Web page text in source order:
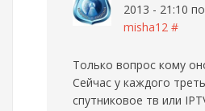
2013 - 21:10
misha12 #
Только вопрос кому
Сейчас у каждого
спутниковое тв или